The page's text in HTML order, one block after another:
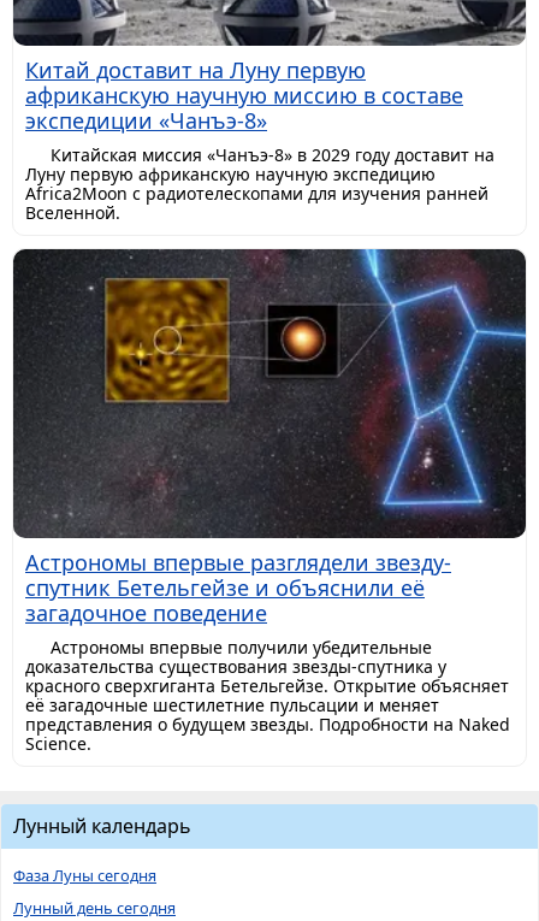
Китай доставит на Луну первую
африканскую научную миссию в составе
экспедиции «Чанъэ-8»
Китайская миссия «Чанъэ-8» в 2029 году доставит на
Луну первую африканскую научную экспедицию
Africa2Moon с радиотелескопами для изучения ранней
Вселенной.
Астрономы впервые разглядели звезду-
спутник Бетельгейзе и объяснили её
загадочное поведение
Астрономы впервые получили убедительные
доказательства существования звезды-спутника у
красного сверхгиганта Бетельгейзе. Открытие объясняет
её загадочные шестилетние пульсации и меняет
представления о будущем звезды. Подробности на Naked
Science.
Лунный календарь
Фаза Луны сегодня
Лунный день сегодня